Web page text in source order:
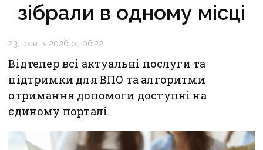
зібрали в одному місці
23 травня 2026 р., 06:22
Відтепер всі актуальні послуги та
підтримки для ВПО та алгоритми
отримання допомоги доступні на
єдиному порталі.